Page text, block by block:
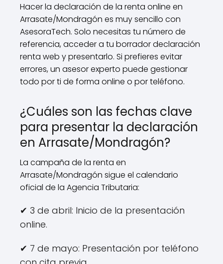
Hacer la declaración de la renta online en
Arrasate/Mondragón es muy sencillo con
AsesoraTech. Solo necesitas tu número de
referencia, acceder a tu borrador declaración
renta web y presentarlo. Si prefieres evitar
errores, un asesor experto puede gestionar
todo por ti de forma online o por teléfono.
¿Cuáles son las fechas clave
para presentar la declaración
en Arrasate/Mondragón?
La campaña de la renta en
Arrasate/Mondragón sigue el calendario
oficial de la Agencia Tributaria:
✔ 3 de abril: Inicio de la presentación
online.
✔ 7 de mayo: Presentación por teléfono